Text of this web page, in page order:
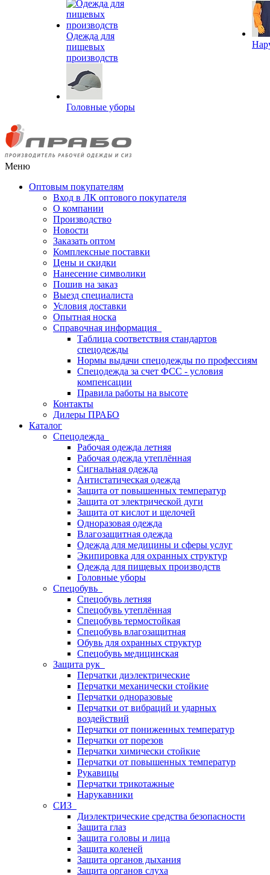
Одежда для
пищевых
производств
Головные уборы
Меню
Оптовым покупателям
Вход в ЛК оптового покупателя
О компании
Производство
Новости
Заказать оптом
Комплексные поставки
Цены и скидки
Нанесение символики
Пошив на заказ
Выезд специалиста
Условия доставки
Опытная носка
Справочная информация
Таблица соответствия стандартов
спецодежды
Нормы выдачи спецодежды по профессиям
Спецодежда за счет ФСС - условия
компенсации
Правила работы на высоте
Контакты
Дилеры ПРАБО
Каталог
Спецодежда
Рабочая одежда летняя
Рабочая одежда утеплённая
Сигнальная одежда
Антистатическая одежда
Защита от повышенных температур
Защита от электрической дуги
Защита от кислот и щелочей
Одноразовая одежда
Влагозащитная одежда
Одежда для медицины и сферы услуг
Экипировка для охранных структур
Одежда для пищевых производств
Головные уборы
Спецобувь
Спецобувь летняя
Спецобувь утеплённая
Спецобувь термостойкая
Спецобувь влагозащитная
Обувь для охранных структур
Спецобувь медицинская
Защита рук
Перчатки диэлектрические
Перчатки механически стойкие
Перчатки одноразовые
Перчатки от вибраций и ударных
воздействий
Перчатки от пониженных температур
Перчатки от порезов
Перчатки химически стойкие
Перчатки от повышенных температур
Рукавицы
Перчатки трикотажные
Нарукавники
СИЗ
Диэлектрические средства безопасности
Защита глаз
Защита головы и лица
Защита коленей
Защита органов дыхания
Защита органов слуха